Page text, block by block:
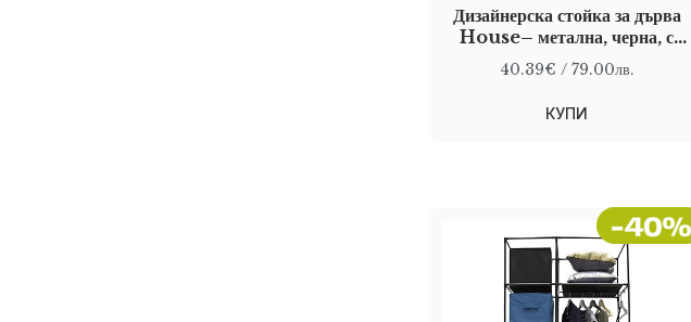
Дизайнерска стойка за дърва
House– метална, черна, с
форма на къща
40.39€ / 79.00лв.
КУПИ